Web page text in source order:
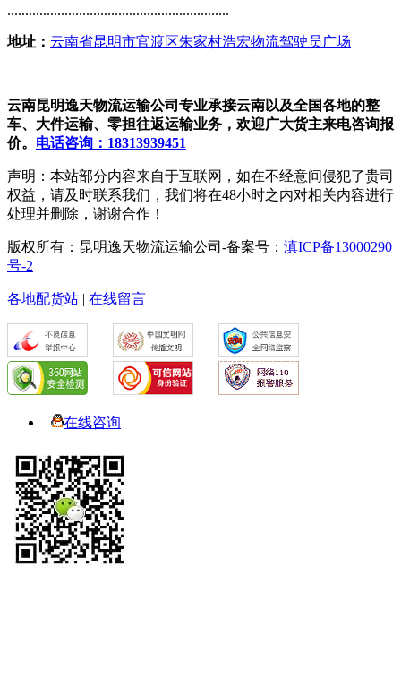
..............................................................
地址： 云南省昆明市官渡区朱家村浩宏物流驾驶员广场
云南昆明逸天物流运输公司专业承接云南以及全国各地的整
车、大件运输、零担往返运输业务，欢迎广大货主来电咨询报
价。 电话咨询：18313939451
声明：本站部分内容来自于互联网，如在不经意间侵犯了贵司
权益，请及时联系我们，我们将在48小时之内对相关内容进行
处理并删除，谢谢合作！
版权所有：昆明逸天物流运输公司-备案号： 滇ICP备13000290
号-2
各地配货站 | 在线留言
在线咨询